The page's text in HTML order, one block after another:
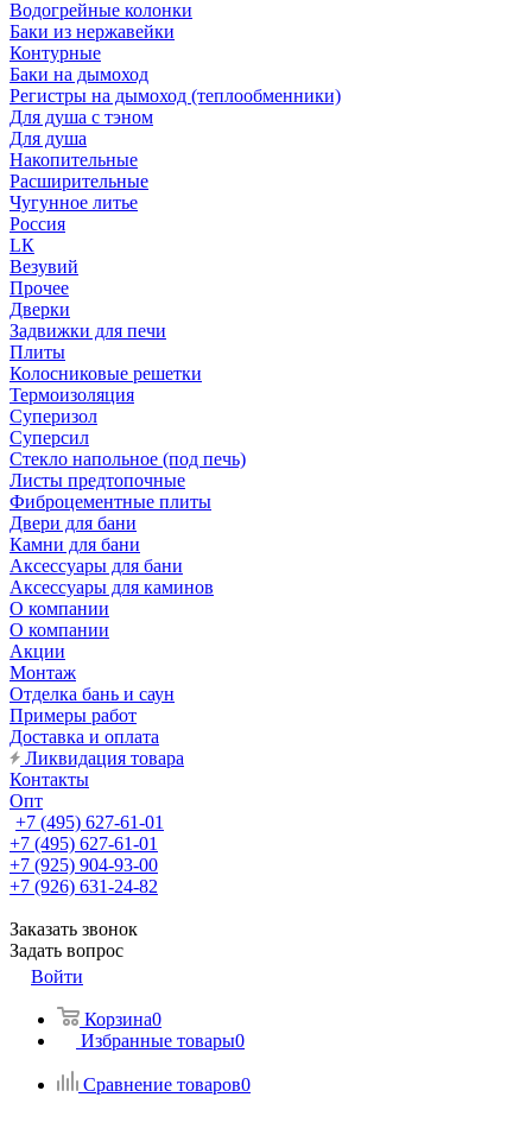
Водогрейные колонки
Баки из нержавейки
Контурные
Баки на дымоход
Регистры на дымоход (теплообменники)
Для душа с тэном
Для душа
Накопительные
Расширительные
Чугунное литье
Россия
LК
Везувий
Прочее
Дверки
Задвижки для печи
Плиты
Колосниковые решетки
Термоизоляция
Суперизол
Суперсил
Стекло напольное (под печь)
Листы предтопочные
Фиброцементные плиты
Двери для бани
Камни для бани
Аксессуары для бани
Аксессуары для каминов
О компании
О компании
Акции
Монтаж
Отделка бань и саун
Примеры работ
Доставка и оплата
Ликвидация товара
Контакты
Опт
+7 (495) 627-61-01
+7 (495) 627-61-01
+7 (925) 904-93-00
+7 (926) 631-24-82
Заказать звонок
Задать вопрос
Войти
Корзина0
Избранные товары0
Сравнение товаров0